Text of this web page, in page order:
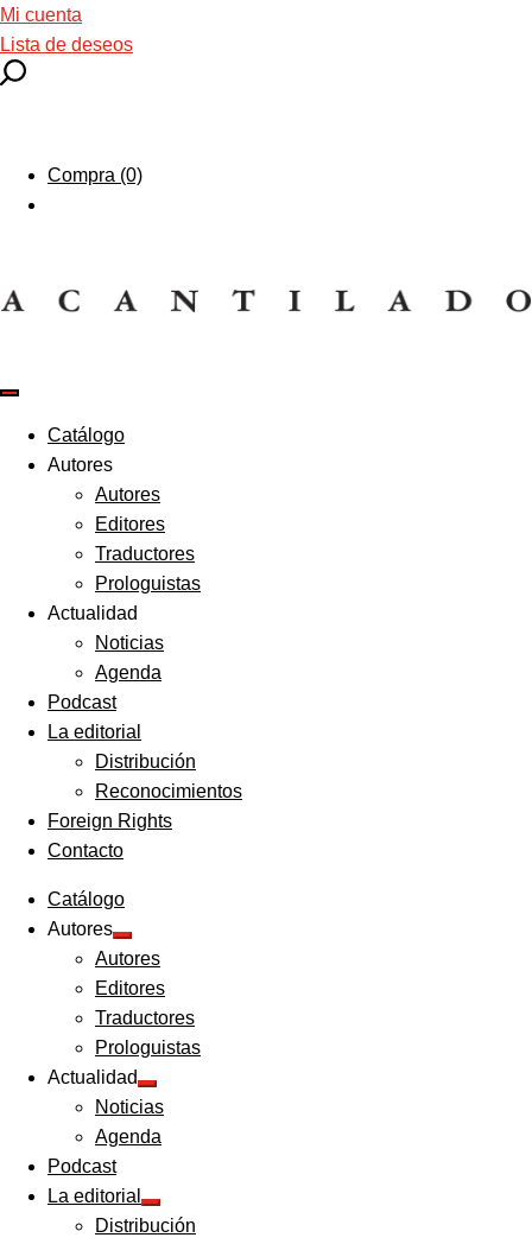
Mi cuenta
Lista de deseos
Compra (0)
Catálogo
Autores
Autores
Editores
Traductores
Prologuistas
Actualidad
Noticias
Agenda
Podcast
La editorial
Distribución
Reconocimientos
Foreign Rights
Contacto
Catálogo
Autores
Expandir
el
menú
hijo
Autores
Editores
Traductores
Prologuistas
Actualidad
Expandir
el
menú
hijo
Noticias
Agenda
Podcast
La editorial
Expandir
el
Distribución